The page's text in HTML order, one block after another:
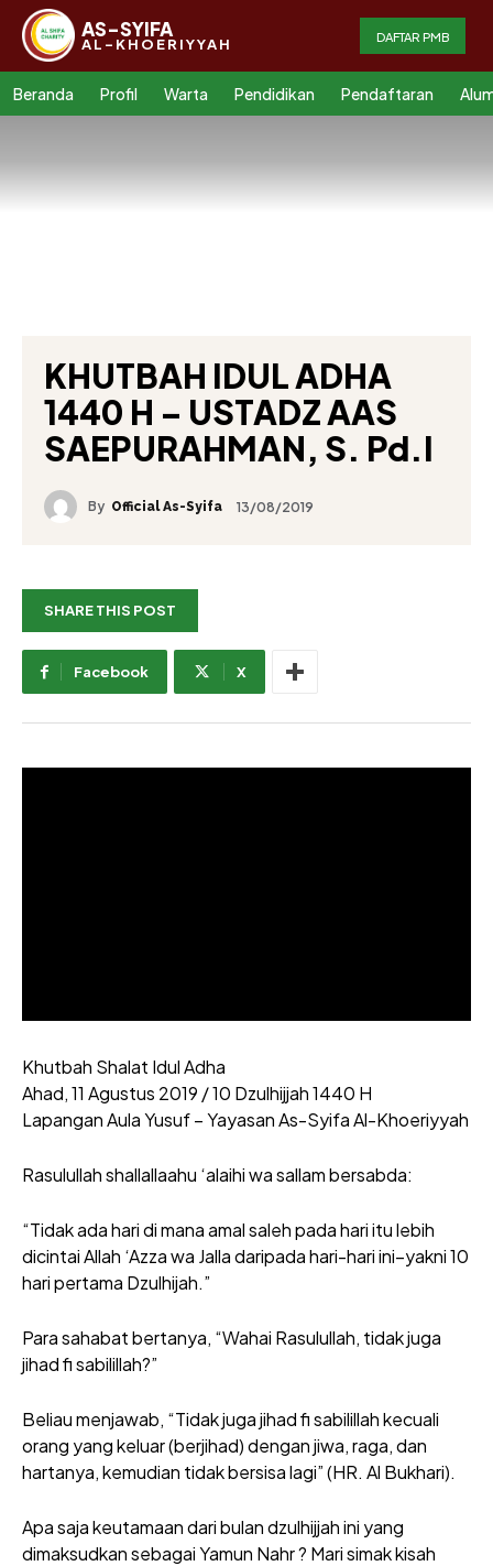
AS-SYIFA
AL-KHOERIYYAH DAFTAR PMB
Beranda Profil Warta Pendidikan Pendaftaran
KHUTBAH IDUL ADHA
1440 H – USTADZ AAS
SAEPURAHMAN, S. Pd.I
By Official As-Syifa 13/08/2019
SHARE THIS POST
Facebook X
Khutbah Shalat Idul Adha
Ahad, 11 Agustus 2019 / 10 Dzulhijjah 1440 H
Lapangan Aula Yusuf – Yayasan As-Syifa Al-Khoeriyyah
Rasulullah shallallaahu ‘alaihi wa sallam bersabda:
“Tidak ada hari di mana amal saleh pada hari itu lebih
dicintai Allah ‘Azza wa Jalla daripada hari-hari ini–yakni 10
hari pertama Dzulhijah.”
Para sahabat bertanya, “Wahai Rasulullah, tidak juga
jihad fi sabilillah?”
Beliau menjawab, “Tidak juga jihad fi sabilillah kecuali
orang yang keluar (berjihad) dengan jiwa, raga, dan
hartanya, kemudian tidak bersisa lagi” (HR. Al Bukhari).
Apa saja keutamaan dari bulan dzulhijjah ini yang
dimaksudkan sebagai Yamun Nahr ? Mari simak kisah